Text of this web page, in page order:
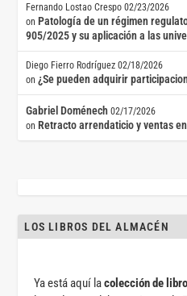
Fernando Lostao Crespo 02/23/2026
on Patología de un régimen
905/2025 y su aplicación a las
Diego Fierro Rodríguez 02/18/2026
on¿Se pueden adquirir
Gabriel Doménech 02/17/2026
on Retracto arrendaticio y ventas
LOS LIBROS DEL ALMACÉN
Ya está aquí lacolección de